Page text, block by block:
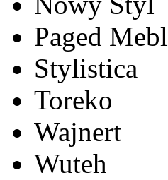
Paged
Stylistica
Toreko
Wajnert
Wuteh